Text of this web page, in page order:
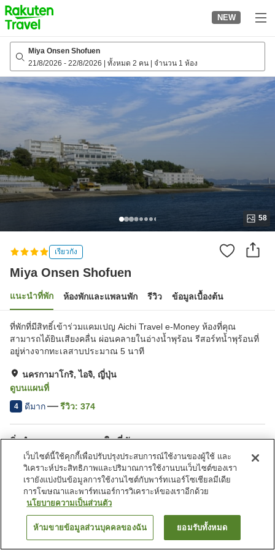
to
top
page
NEW
Miya Onsen Shofuen
21/8/2026 - 22/8/2026 ทั้งหมด 2 คน จำนวน 1 ห้อง
58
เรียวกัง
Miya Onsen Shofuen
แนะนำที่พัก ห้องพักและแพลนพัก รีวิว ข้อมูลเบื้องต้น
ที่พักที่มีสิทธิ์เข้าร่วมแคมเปญ Aichi Travel e-Money ห้องที่คุณ
สามารถได้ยินเสียงคลื่น ผ่อนคลายในอ่างน้ำพุร้อน รีสอร์ทน้ำพุร้อนที่
อยู่ห่างจากทะเลสาบประมาณ 5 นาที
นครกามาโกริ, ไอจิ, ญี่ปุ่น
ดูบนแผนที่
4 ดีมาก รีวิว: 374
สิ่งอำนวยความสะดวกในที่พัก
ที่จอดรถ
สปา/บิวตี้ซาลอน
สระว่ายน้ำ
คาเฟ่
หน้าแรก ญี่ปุ่น ไอจิ
ค้นหาห้องพัก
เว็บไซต์นี้ใช้คุกกี้เพื่อปรับปรุงประสบการณ์ใช้งานของผู้ใช้ และ
วิเคราะห์ประสิทธิภาพและปริมาณการใช้งานบนเว็บไซต์ของเรา
เรายังแบ่งปันข้อมูลการใช้งานไซต์กับพาร์ทเนอร์โซเชียลมีเดีย
การโฆษณาและพาร์ทเนอร์การวิเคราะห์ของเราอีกด้วย
นโยบายความเป็นส่วนตัว
ห้ามขายข้อมูลส่วนบุคคลของฉัน ยอมรับทั้งหมด